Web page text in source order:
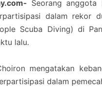
Seorang anggota
dalam rekor
Scuba Diving) di
lalu.
mengatakan
dalam